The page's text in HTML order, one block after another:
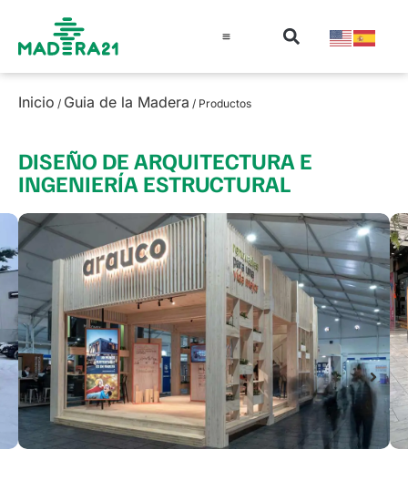
Inicio / Guia de la Madera / Productos
DISEÑO DE ARQUITECTURA E
INGENIERÍA ESTRUCTURAL